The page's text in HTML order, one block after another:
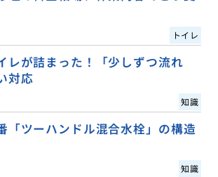
トイレ
レが詰まった！「少しずつ流れ
対応
知識
「ツーハンドル混合水栓」の構造
知識